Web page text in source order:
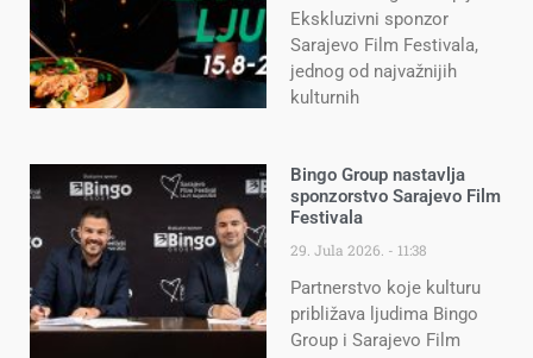
Ekskluzivni sponzor
Sarajevo Film Festivala,
jednog od najvažnijih
kulturnih
Bingo Group nastavlja
sponzorstvo Sarajevo Film
Festivala
29. Jula 2026. 11:38
Partnerstvo koje kulturu
približava ljudima Bingo
Group i Sarajevo Film